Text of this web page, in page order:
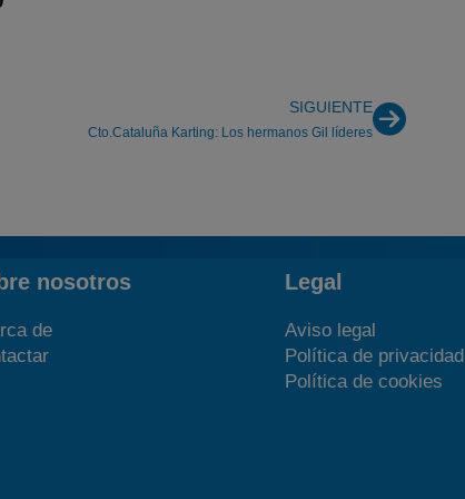
SIGUIENTE
Cto.Cataluña Karting: Los hermanos Gil líderes
nosotros
de
Legal
Aviso legal
Política de privacidad
Política de cookies